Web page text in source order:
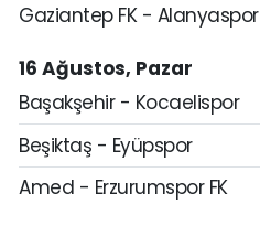
Gaziantep FK - Alanyaspor
16 Ağustos, Pazar
Başakşehir - Kocaelispor
Beşiktaş - Eyüpspor
Amed - Erzurumspor FK